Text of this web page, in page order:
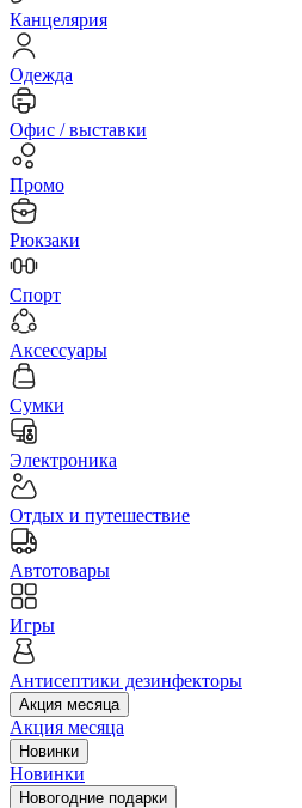
Канцелярия
Одежда
Офис / выставки
Промо
Рюкзаки
Спорт
Аксессуары
Сумки
Электроника
Отдых и путешествие
Автотовары
Игры
Антисептики дезинфекторы
Акция месяца
Акция месяца
Новинки
Новинки
Новогодние подарки